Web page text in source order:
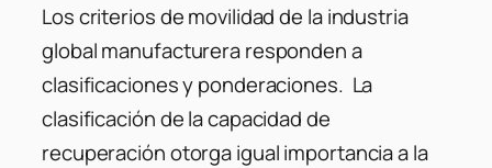
Los criterios de movilidad de la industria
global manufacturera responden a
clasificaciones y ponderaciones. La
clasificación de la capacidad de
recuperación otorga igual importancia a la